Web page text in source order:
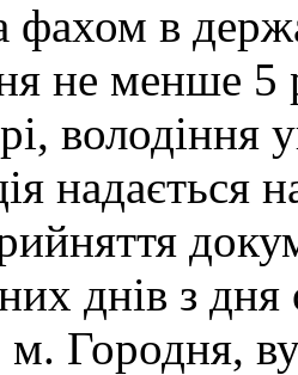
фахом в
не менше 5
володіння
надається
днів з
Городня,